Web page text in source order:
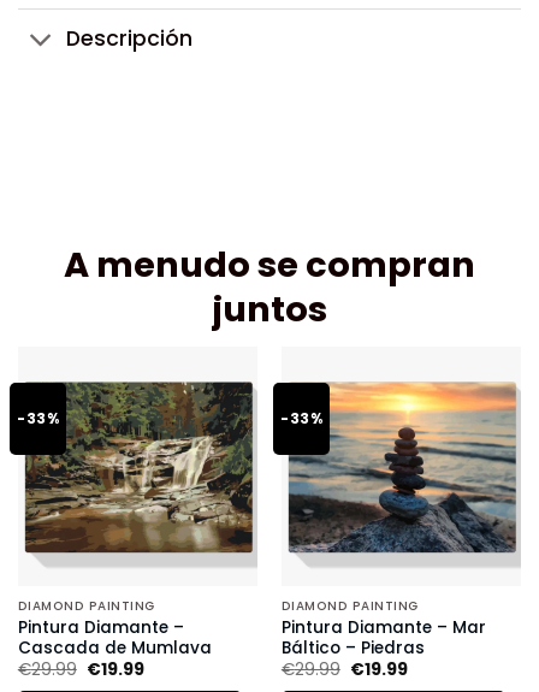
Descripción
A menudo se compran
juntos
-33%
DIAMOND PAINTING
Pintura Diamante –
Cascada de Mumlava
€29.99 €19.99
-33%
DIAMOND PAINTING
Pintura Diamante – Mar
Báltico – Piedras
€29.99 €19.99